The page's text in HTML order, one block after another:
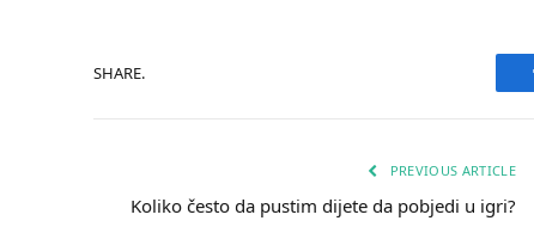
SHARE.
PREVIOUS ARTICLE
Koliko često da pustim dijete da pobjedi u igri?